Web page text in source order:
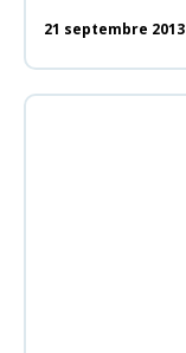
21 septembre 2013